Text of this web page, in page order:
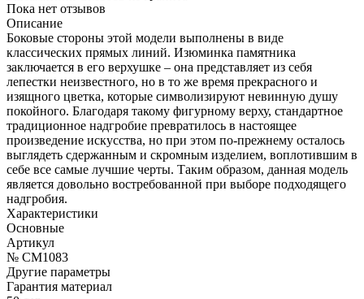
Пока нет отзывов
Описание
Боковые стороны этой модели выполнены в виде
классических прямых линий. Изюминка памятника
заключается в его верхушке – она представляет из себя
лепестки неизвестного, но в то же время прекрасного и
изящного цветка, которые символизируют невинную душу
покойного. Благодаря такому фигурному верху, стандартное
традиционное надгробие превратилось в настоящее
произведение искусства, но при этом по-прежнему осталось
выглядеть сдержанным и скромным изделием, воплотившим в
себе все самые лучшие черты. Таким образом, данная модель
является довольно востребованной при выборе подходящего
надгробия.
Характеристики
Основные
Артикул
№ CM1083
Другие параметры
Гарантия материал